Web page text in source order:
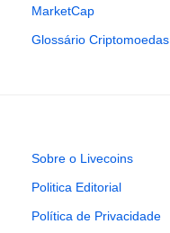
MarketCap
Glossário Criptomoedas
Sobre o Livecoins
Politica Editorial
Política de Privacidade